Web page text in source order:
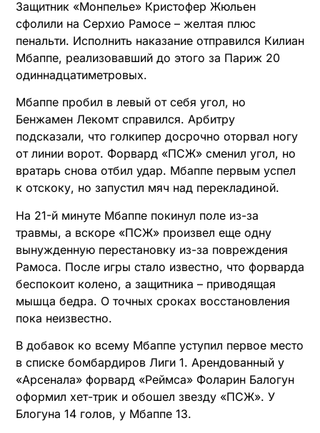
Защитник «Монпелье» Кристофер Жюльен
сфолили на Серхио Рамосе – желтая плюс
пенальти. Исполнить наказание отправился Килиан
Мбаппе, реализовавший до этого за Париж 20
одиннадцатиметровых.
Мбаппе пробил в левый от себя угол, но
Бенжамен Лекомт справился. Арбитру
подсказали, что голкипер досрочно оторвал ногу
от линии ворот. Форвард «ПСЖ» сменил угол, но
вратарь снова отбил удар. Мбаппе первым успел
к отскоку, но запустил мяч над перекладиной.
На 21-й минуте Мбаппе покинул поле из-за
травмы, а вскоре «ПСЖ» произвел еще одну
вынужденную перестановку из-за повреждения
Рамоса. После игры стало известно, что форварда
беспокоит колено, а защитника – приводящая
мышца бедра. О точных сроках восстановления
пока неизвестно.
В добавок ко всему Мбаппе уступил первое место
в списке бомбардиров Лиги 1. Арендованный у
«Арсенала» форвард «Реймса» Фоларин Балогун
оформил хет-трик и обошел звезду «ПСЖ». У
Блогуна 14 голов, у Мбаппе 13.